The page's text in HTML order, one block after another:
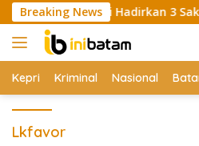
Skip
to
content
Breaking News
Polisi Hadirkan 3 Saksi di PN
Kepri Kriminal Nasional
Lkfavor